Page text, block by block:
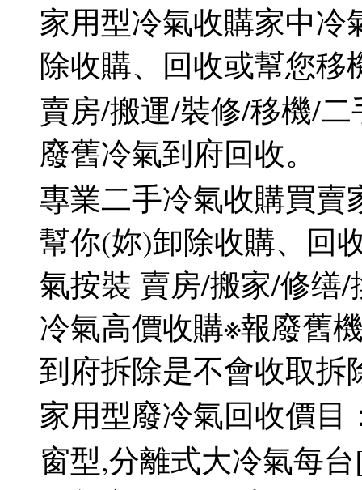
家用型冷氣收購家中
除收購、回收或幫您移
賣房/搬運/裝修/移機/
廢舊冷氣到府回收。
專業二手冷氣收購買賣
幫你(妳)卸除收購、回
氣按裝 賣房/搬家/修缮
冷氣高價收購※報廢舊
到府拆除是不會收取拆
家用型廢冷氣回收價目
窗型,分離式大冷氣每